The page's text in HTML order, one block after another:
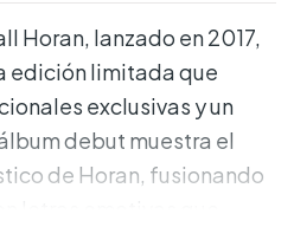
Horan, lanzado en 2017,
edición limitada que
exclusivas y un
debut muestra el
de Horan, fusionando